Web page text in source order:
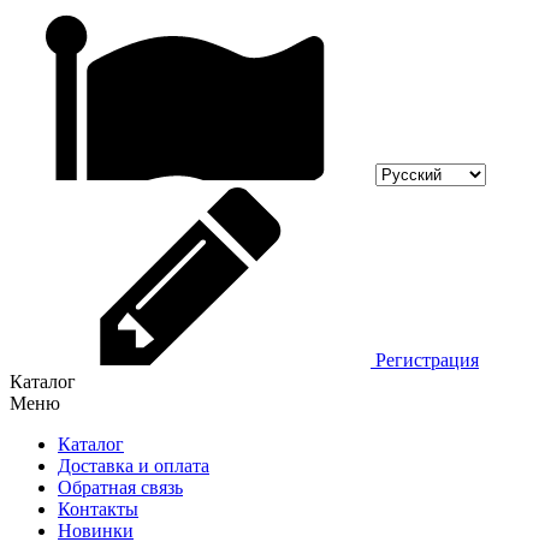
Регистрация
Каталог
Меню
Каталог
Доставка и оплата
Обратная связь
Контакты
Новинки